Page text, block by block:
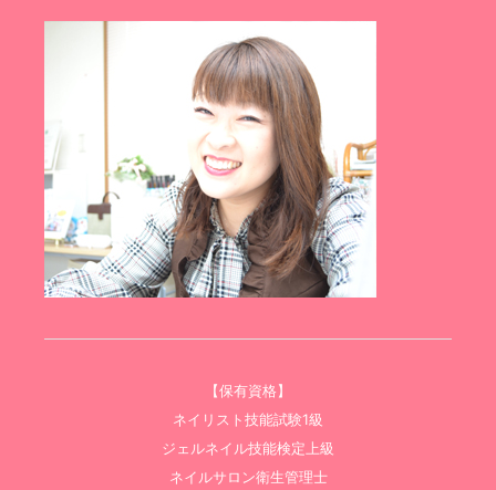
【保有資格】
ネイリスト技能試験1級
ジェルネイル技能検定上級
ネイルサロン衛生管理士